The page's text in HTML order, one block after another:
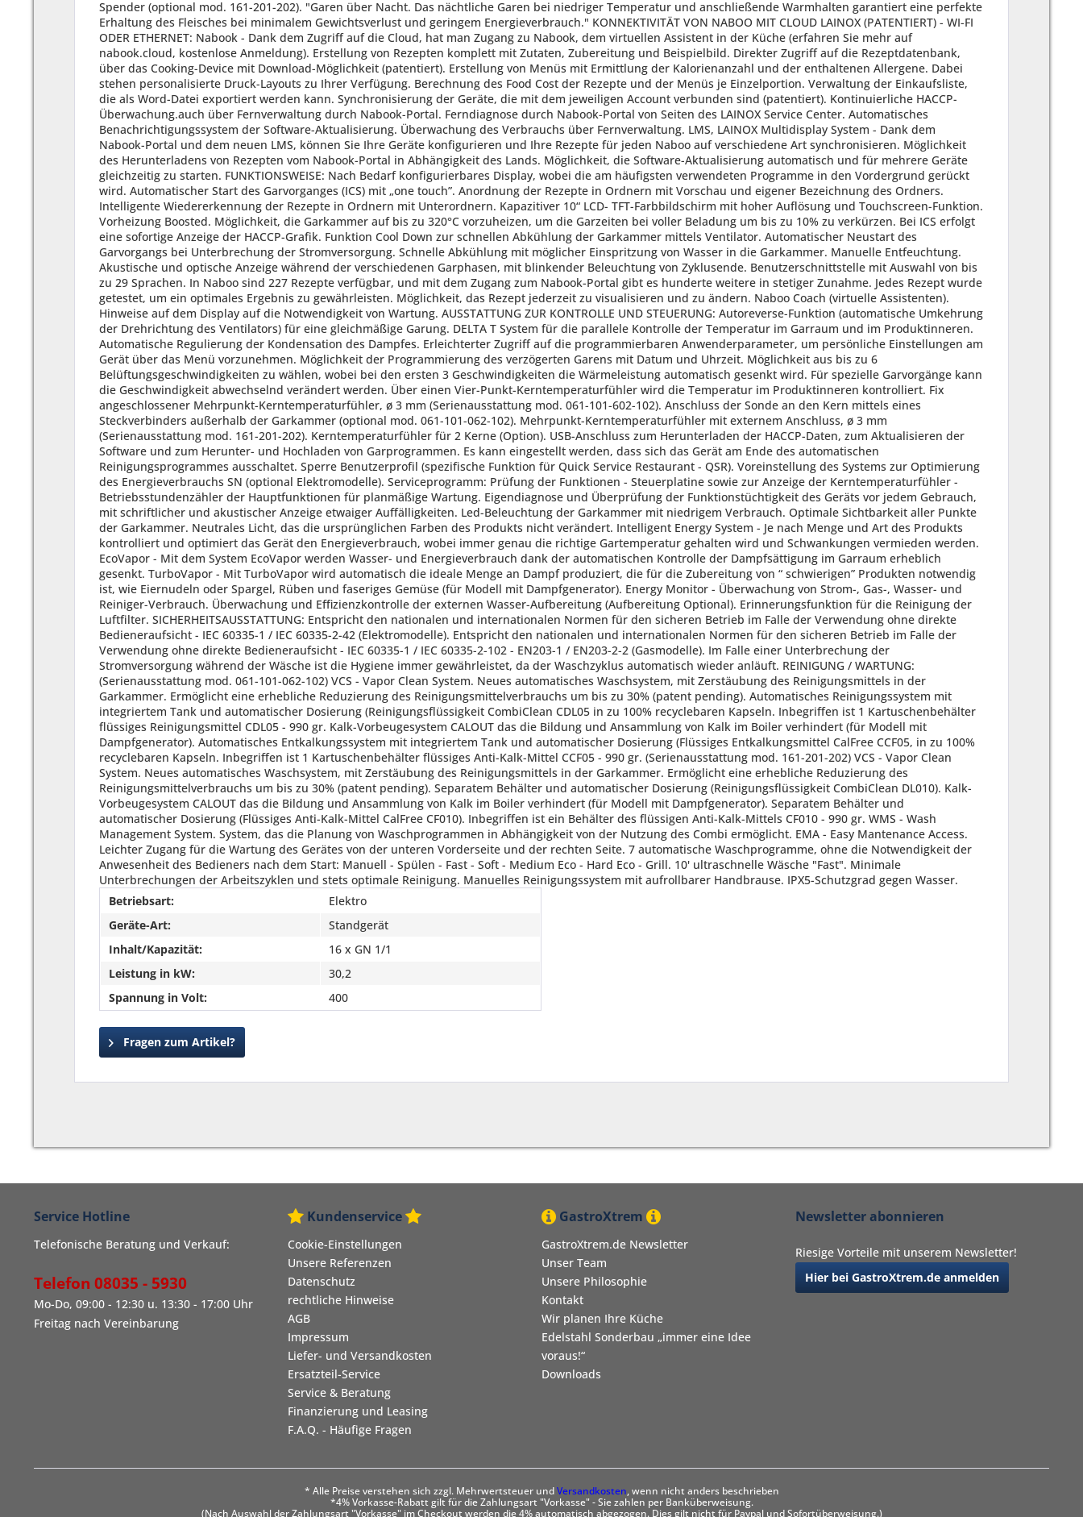
Betriebsart:
Elektro
Geräte-Art:
Standgerät
Inhalt/Kapazität:
16 x GN 1/1
Leistung in kW:
30,2
Spannung in Volt:
400
Fragen zum Artikel?
Service Hotline
Telefonische Beratung und Verkauf:
Telefon 08035 - 5930
Mo-Do, 09:00 - 12:30 u. 13:30 - 17:00 Uhr
Freitag nach Vereinbarung
Kundenservice
Cookie-Einstellungen
Unsere Referenzen
Datenschutz
rechtliche Hinweise
AGB
Impressum
Liefer- und Versandkosten
Ersatzteil-Service
Service & Beratung
Finanzierung und Leasing
F.A.Q. - Häufige Fragen
GastroXtrem
GastroXtrem.de Newsletter
Unser Team
Unsere Philosophie
Kontakt
Wir planen Ihre Küche
Edelstahl Sonderbau „immer eine Idee
voraus!“
Downloads
Newsletter abonnieren
Riesige Vorteile mit unserem Newsletter!
Hier bei GastroXtrem.de anmelden
* Alle Preise verstehen sich zzgl. Mehrwertsteuer undVersandkosten, wenn nicht anders beschrieben
*4% Vorkasse-Rabatt gilt für die Zahlungsart "Vorkasse" - Sie zahlen per Banküberweisung.
(Nach Auswahl der Zahlungsart "Vorkasse" im Checkout werden die 4% automatisch abgezogen. Dies gilt nicht für Paypal und Sofortüberweisung.)